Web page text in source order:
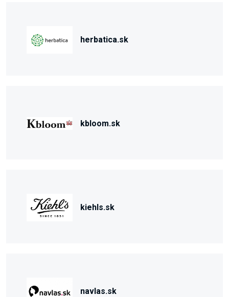
herbatica.sk
kbloom.sk
kiehls.sk
navlas.sk